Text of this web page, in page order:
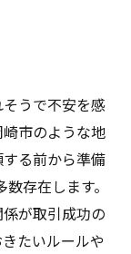
うで不安を感
市のような地
る前から準備
存在します。
が取引成功の
たいルールや